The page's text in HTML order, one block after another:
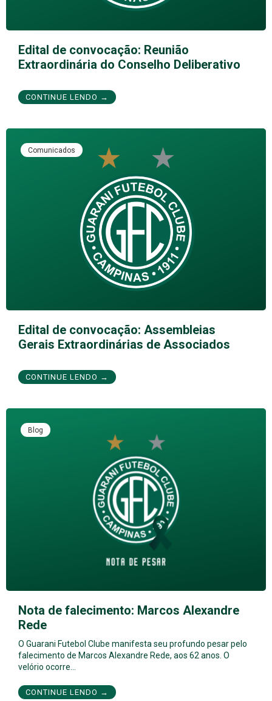
Edital de convocação: Reunião
Extraordinária do Conselho Deliberativo
CONTINUE LENDO →
Comunicados
Edital de convocação: Assembleias
Gerais Extraordinárias de Associados
CONTINUE LENDO →
Blog
Nota de falecimento: Marcos Alexandre
Rede
O Guarani Futebol Clube manifesta seu profundo pesar pelo
falecimento de Marcos Alexandre Rede, aos 62 anos. O
velório ocorre…
CONTINUE LENDO →